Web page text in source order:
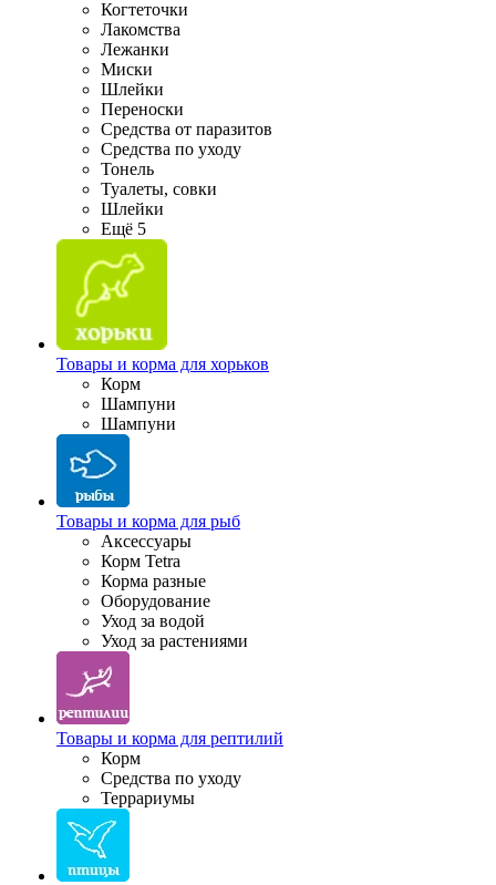
Когтеточки
Лакомства
Лежанки
Миски
Шлейки
Переноски
Средства от паразитов
Средства по уходу
Тонель
Туалеты, совки
Шлейки
Ещё 5
Товары и корма для хорьков
Корм
Шампуни
Шампуни
Товары и корма для рыб
Аксессуары
Корм Tetra
Корма разные
Оборудование
Уход за водой
Уход за растениями
Товары и корма для рептилий
Корм
Средства по уходу
Террариумы